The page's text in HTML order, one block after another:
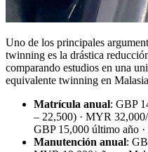
Uno de los principales
twinning es la drástica
comparando estudios en una
equivalente twinning en
Matrícula anual: GBP
– 22,500) · MYR
GBP 15,000 último año
Manutención anual: